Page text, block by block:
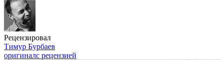
Рецензировал
Тимур Бурбаев
оригиналс рецензией